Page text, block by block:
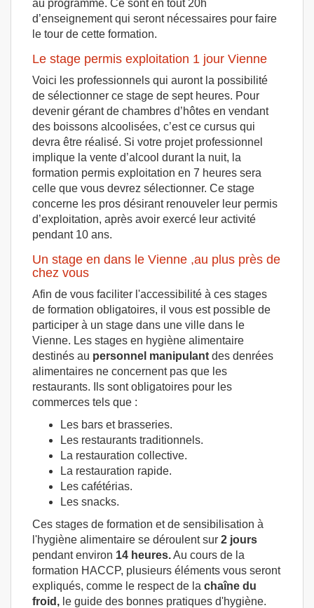
au programme. Ce sont en tout 20h
d’enseignement qui seront nécessaires pour faire
le tour de cette formation.
Le stage permis exploitation 1 jour Vienne
Voici les professionnels qui auront la possibilité
de sélectionner ce stage de sept heures. Pour
devenir gérant de chambres d’hôtes en vendant
des boissons alcoolisées, c’est ce cursus qui
devra être réalisé. Si votre projet professionnel
implique la vente d’alcool durant la nuit, la
formation permis exploitation en 7 heures sera
celle que vous devrez sélectionner. Ce stage
concerne les pros désirant renouveler leur permis
d’exploitation, après avoir exercé leur activité
pendant 10 ans.
Un stage en dans le Vienne ,au plus près de
chez vous
Afin de vous faciliter l'accessibilité à ces stages
de formation obligatoires, il vous est possible de
participer à un stage dans une ville dans le
Vienne. Les stages en hygiène alimentaire
destinés au personnel manipulant des denrées
alimentaires ne concernent pas que les
restaurants. Ils sont obligatoires pour les
commerces tels que :
Les bars et brasseries.
Les restaurants traditionnels.
La restauration collective.
La restauration rapide.
Les cafétérias.
Les snacks.
Ces stages de formation et de sensibilisation à
l'hygiène alimentaire se déroulent sur 2 jours
pendant environ 14 heures.Au cours de la
formation HACCP, plusieurs éléments vous seront
expliqués, comme le respect de la chaîne du
froid, le guide des bonnes pratiques d'hygiène.